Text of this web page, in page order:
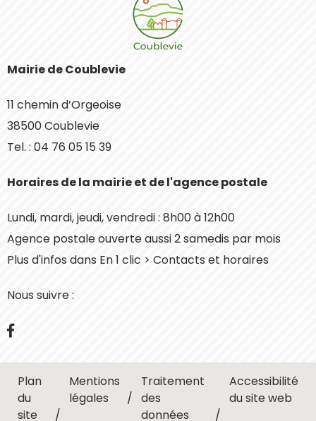
Mairie de Coublevie
11 chemin d’Orgeoise
38500 Coublevie
Tel. : 04 76 05 15 39
Horaires de la mairie et de l'agence postale
Lundi, mardi, jeudi, vendredi : 8h00 à 12h00
Agence postale ouverte aussi 2 samedis par mois
Plus d'infos dans En 1 clic > Contacts et horaires
Nous suivre :
Facebook
Plan
du
site
Mentions
légales
Traitement
des
données
Accessibilité
du site web